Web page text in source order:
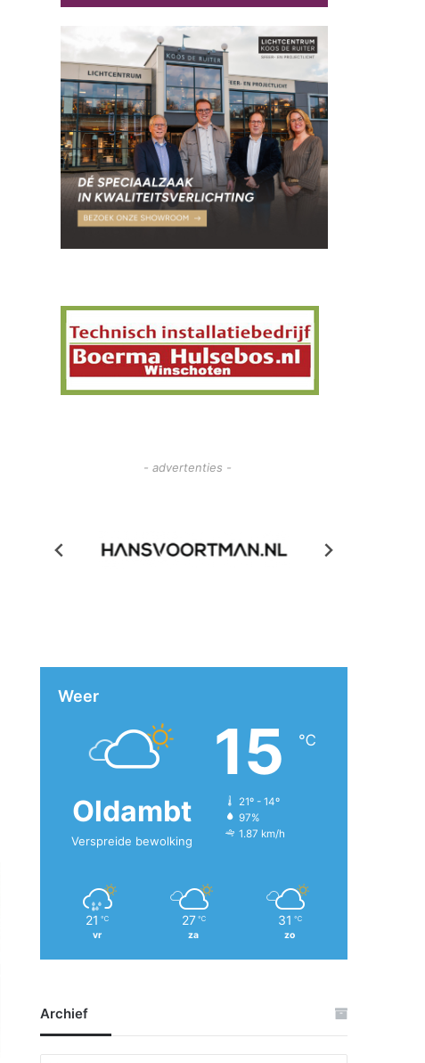
- advertenties -
Weer
Oldambt
Verspreide bewolking
15 ℃
21º - 14º
97%
1.87 km/h
21 ℃
vr
27 ℃
za
31 ℃
zo
Archief